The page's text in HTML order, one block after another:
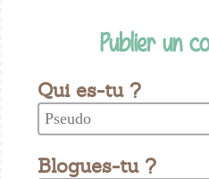
Publier un
Qui es-tu ?
Blogues-tu ?